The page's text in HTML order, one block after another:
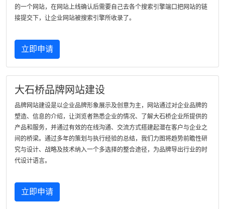
的一个网站，在网站上线确认后需要自己去各个搜索引擎端口把网站的链
接提交下，让企业网站被搜索引擎所收录了。
立即申请
大石桥品牌网站建设
品牌网站建设是以企业品牌形象展示及创意为主，网站通过对企业品牌的
塑造、信息的介绍，让浏览者熟悉企业的情况、了解大石桥企业所提供的
产品和服务，并通过有效的在线沟通、交流方式搭建起潜在客户与企业之
间的桥梁。通过多年的策划与执行经验的总结，我们力图将趋势前瞻性研
究与设计、战略及技术纳入一个多选择的整合途径，为品牌导出行业的时
代设计语言。
立即申请